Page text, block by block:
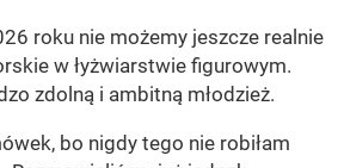
roku nie możemy jeszcze realnie
w łyżwiarstwie figurowym.
zdolną i ambitną młodzież.
bo nigdy tego nie robiłam